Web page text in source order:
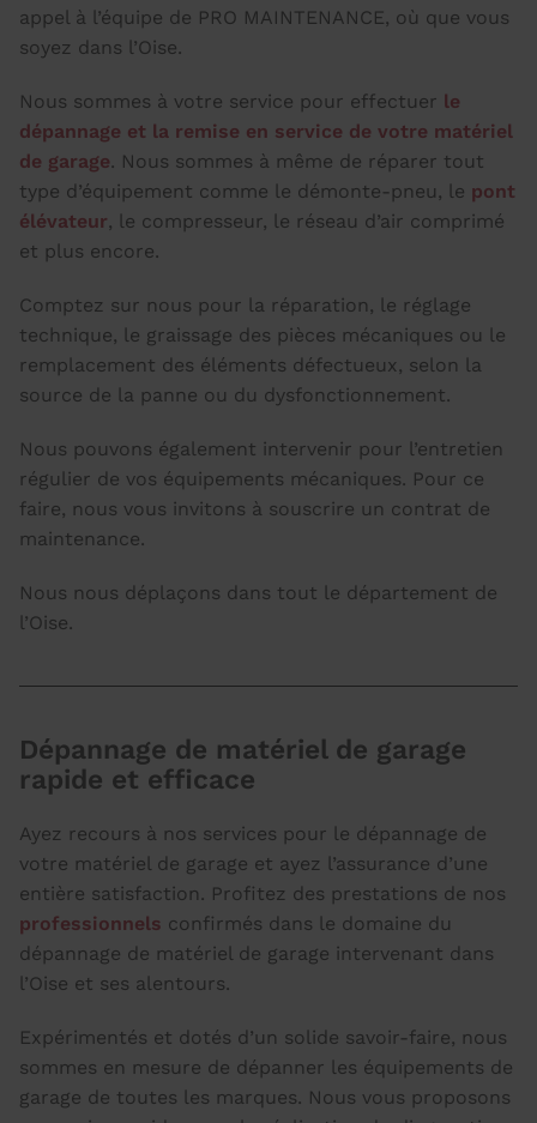
appel à l’équipe de PRO MAINTENANCE, où que vous
soyez dans l’Oise.
Nous sommes à votre service pour effectuer le
dépannage et la remise en service de votre matériel
de garage. Nous sommes à même de réparer tout
type d’équipement comme le démonte-pneu, le pont
élévateur, le compresseur, le réseau d’air comprimé
et plus encore.
Comptez sur nous pour la réparation, le réglage
technique, le graissage des pièces mécaniques ou le
remplacement des éléments défectueux, selon la
source de la panne ou du dysfonctionnement.
Nous pouvons également intervenir pour l’entretien
régulier de vos équipements mécaniques. Pour ce
faire, nous vous invitons à souscrire un contrat de
maintenance.
Nous nous déplaçons dans tout le département de
l’Oise.
Dépannage de matériel de garage
rapide et efficace
Ayez recours à nos services pour le dépannage de
votre matériel de garage et ayez l’assurance d’une
entière satisfaction. Profitez des prestations de nos
professionnels confirmés dans le domaine du
dépannage de matériel de garage intervenant dans
l’Oise et ses alentours.
Expérimentés et dotés d’un solide savoir-faire, nous
sommes en mesure de dépanner les équipements de
garage de toutes les marques. Nous vous proposons